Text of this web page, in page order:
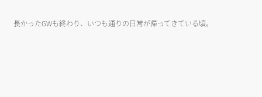
長かったGWも終わり、いつも通りの日常が帰ってきている頃。